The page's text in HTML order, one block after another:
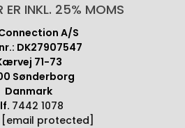
ER INKL. 25% MOMS
A/S
DK27907547
71-73
Sønderborg
Danmark
7442 1078
[email protected]